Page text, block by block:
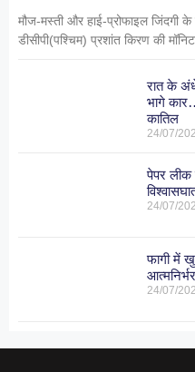
मौज-मस्ती और हाई-प्रोफाइल जिंदगी
डीसीपी(पश्चिम) प्रशांत किरण की
रात के
भागे
कातिल
24/07/
पेपर लीक
24/07/
फागी में
24/07/